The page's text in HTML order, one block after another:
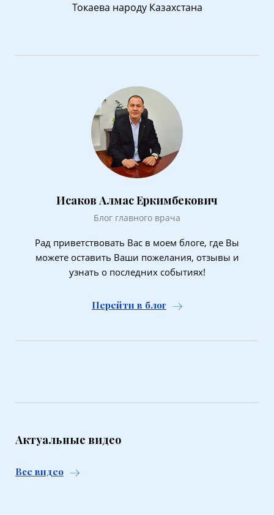
Токаева народу Казахстана
Исаков Алмас Еркимбекович
Блог главного врача
Рад приветствовать Вас в моем блоге, где Вы
можете оставить Ваши пожелания, отзывы и
узнать о последних событиях!
Перейти в блог
Актуальные видео
Все видео